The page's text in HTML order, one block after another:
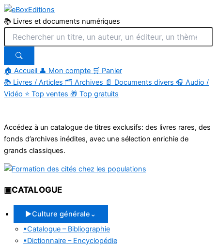
📚 Livres et documents numériques
🏠 Accueil 👤 Mon compte 🛒 Panier
📚 Livres / Articles 🗂 Archives 📄 Documents divers 🎧 Audio /
Vidéo ⭐ Top ventes 🎁 Top gratuits
contenu
Accédez à un catalogue de titres exclusifs: des livres rares, des
fonds d’archives inédites, avec une sélection enrichie de
grands classiques.
▣CATALOGUE
▶Culture générale ⌄
▪Catalogue – Bibliographie
▪Dictionnaire – Encyclopédie